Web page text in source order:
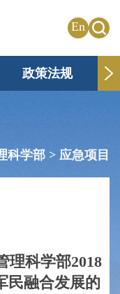
En
政策法规
科学部 > 应急项目
理科学部2018
民融合发展的